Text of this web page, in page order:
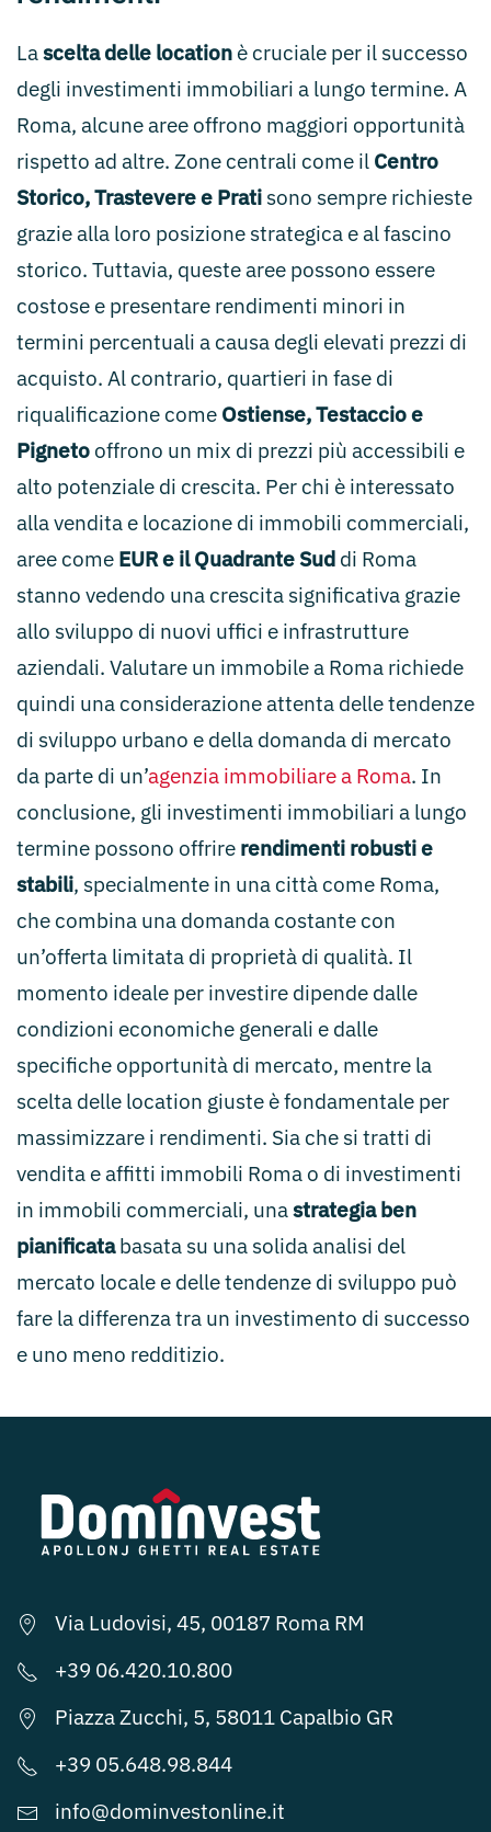
Lascelta delle location è cruciale per il successo
degli investimenti immobiliari a lungo termine. A
Roma, alcune aree offrono maggiori opportunità
rispetto ad altre. Zone centrali come il Centro
Storico, Trastevere e Prati sono sempre richieste
grazie alla loro posizione strategica e al fascino
storico. Tuttavia, queste aree possono essere
costose e presentare rendimenti minori in
termini percentuali a causa degli elevati prezzi di
acquisto. Al contrario, quartieri in fase di
riqualificazione come Ostiense, Testaccio e
Pigneto offrono un mix di prezzi più accessibili e
alto potenziale di crescita. Per chi è interessato
alla vendita e locazione di immobili commerciali,
aree come EUR e il Quadrante Sud di Roma
stanno vedendo una crescita significativa grazie
allo sviluppo di nuovi uffici e infrastrutture
aziendali. Valutare un immobile a Roma richiede
quindi una considerazione attenta delle tendenze
di sviluppo urbano e della domanda di mercato
da parte di un’agenzia immobiliare a Roma. In
conclusione, gli investimenti immobiliari a lungo
termine possono offrire rendimenti robusti e
stabili, specialmente in una città come Roma,
che combina una domanda costante con
un’offerta limitata di proprietà di qualità. Il
momento ideale per investire dipende dalle
condizioni economiche generali e dalle
specifiche opportunità di mercato, mentre la
scelta delle location giuste è fondamentale per
massimizzare i rendimenti. Sia che si tratti di
vendita e affitti immobili Roma o di investimenti
in immobili commerciali, unastrategia ben
pianificatabasata su una solida analisi del
mercato locale e delle tendenze di sviluppo può
fare la differenza tra un investimento di successo
e uno meno redditizio.
Via Ludovisi, 45, 00187 Roma RM
+39 06.420.10.800
Piazza Zucchi, 5, 58011 Capalbio GR
+39 05.648.98.844
info@dominvestonline.it